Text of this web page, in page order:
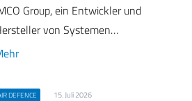
Group, ein Entwickler und
von Systemen…
DEFENCE 15. Juli 2026